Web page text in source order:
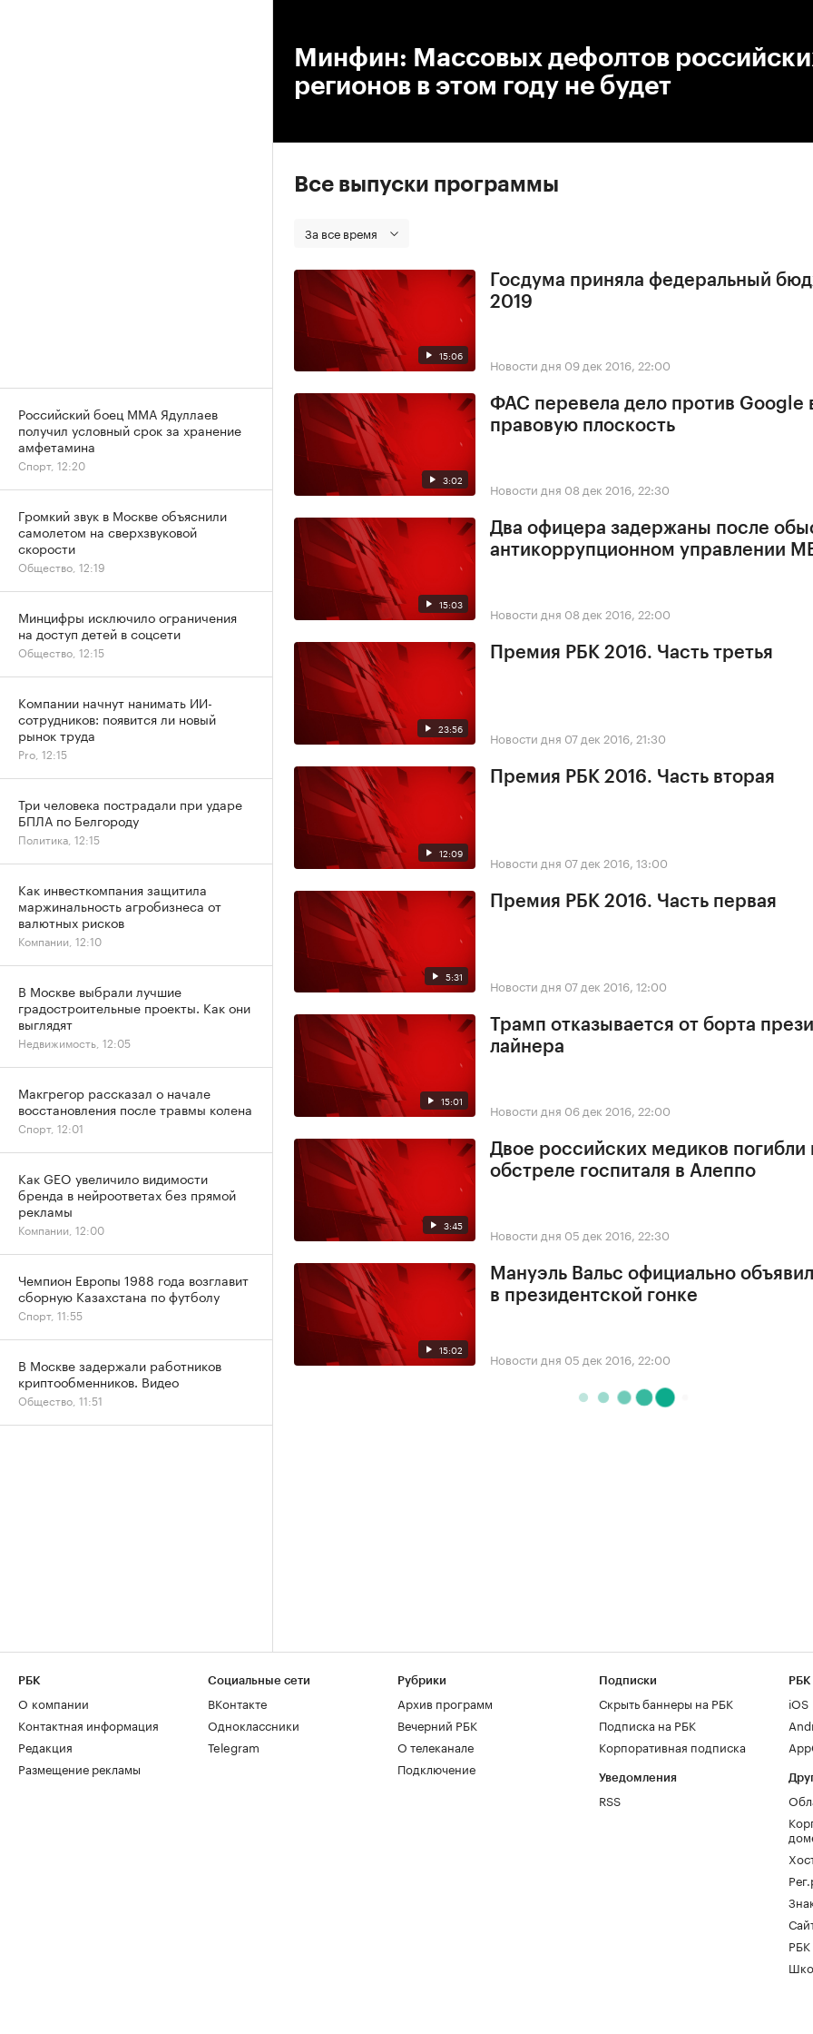
Минфин: Массовых дефолтов
регионов в этом году не будет
Все выпуски программы
За все время
15:06
Госдума приняла федеральный
2019
Новости дня 09 дек 2016, 22:00
3:02
ФАС перевела дело против Google
правовую плоскость
Новости дня 08 дек 2016, 22:30
15:03
Два офицера задержаны после
антикоррупционном управлении
Новости дня 08 дек 2016, 22:00
23:56
Премия РБК 2016. Часть третья
Новости дня 07 дек 2016, 21:30
12:09
Премия РБК 2016. Часть вторая
Новости дня 07 дек 2016, 13:00
5:31
Премия РБК 2016. Часть первая
Новости дня 07 дек 2016, 12:00
15:01
Трамп отказывается от борта
лайнера
Новости дня 06 дек 2016, 22:00
3:45
Двое российских медиков погибли
обстреле госпиталя в Алеппо
Новости дня 05 дек 2016, 22:30
15:02
Мануэль Вальс официально
в президентской гонке
Новости дня 05 дек 2016, 22:00
Российский боец ММА Ядуллаев
получил условный срок за хранение
амфетамина
Спорт, 12:20
Громкий звук в Москве объяснили
самолетом на сверхзвуковой
скорости
Общество, 12:19
Минцифры исключило ограничения
на доступ детей в соцсети
Общество, 12:15
Компании начнут нанимать ИИ-
сотрудников: появится ли новый
рынок труда
Pro, 12:15
Три человека пострадали при ударе
БПЛА по Белгороду
Политика, 12:15
Как инвесткомпания защитила
маржинальность агробизнеса от
валютных рисков
Компании, 12:10
В Москве выбрали лучшие
градостроительные проекты. Как они
выглядят
Недвижимость, 12:05
Макгрегор рассказал о начале
восстановления после травмы колена
Спорт, 12:01
Как GEO увеличило видимости
бренда в нейроответах без прямой
рекламы
Компании, 12:00
Чемпион Европы 1988 года возглавит
сборную Казахстана по футболу
Спорт, 11:55
В Москве задержали работников
криптообменников. Видео
Общество, 11:51
РБК
О компании
Контактная информация
Редакция
Размещение рекламы
Социальные сети
ВКонтакте
Одноклассники
Telegram
Рубрики
Архив программ
Вечерний РБК
О телеканале
Подключение
Подписки
Скрыть баннеры на РБК
Подписка на РБК
Корпоративная подписка
Уведомления
RSS
РБК
iOS